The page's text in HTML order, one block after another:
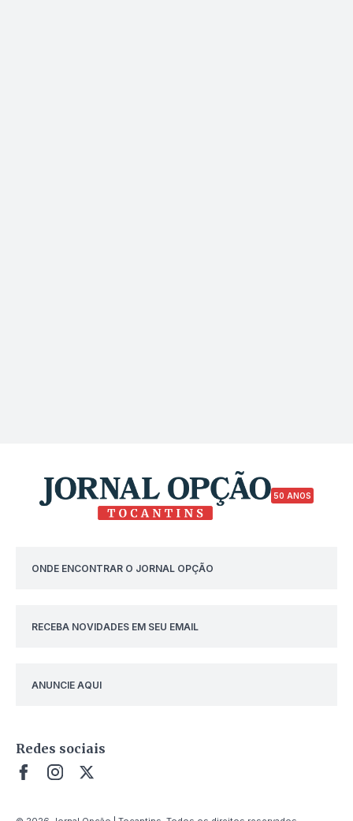
50 ANOS
ONDE ENCONTRAR O JORNAL OPÇÃO
RECEBA NOVIDADES EM SEU EMAIL
ANUNCIE AQUI
Redes sociais